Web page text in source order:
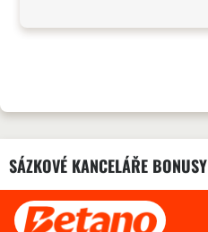
SÁZKOVÉ KANCELÁŘE BONUSY